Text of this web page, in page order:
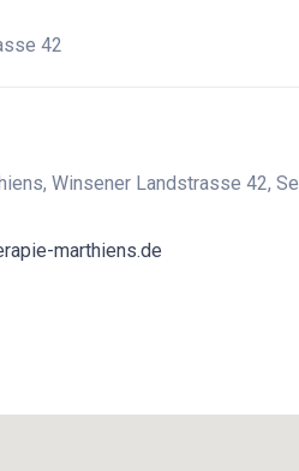
42
Winsener Landstrasse 42,
marthiens.de